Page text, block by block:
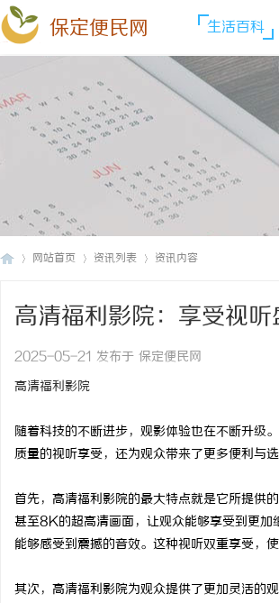
保定便民网 生活百科
网站首页 资讯列表 资讯内容
高清福利影院：享受视
2025-05-21 发布于 保定便民网
高清福利影院
随着科技的不断进步，观影体验也在不断升级
质量的视听享受，还为观众带来了更多便利与
首先，高清福利影院的最大特点就是它所提供
甚至8K的超高清画面，让观众能够享受到更加
能够感受到震撼的音效。这种视听双重享受，
其次，高清福利影院为观众提供了更加灵活的